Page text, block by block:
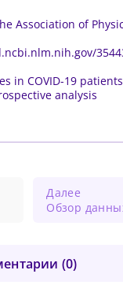
Association of
in COVID-19
analysis
Далее
Обзор данных по эффективности и безопасности
(0)